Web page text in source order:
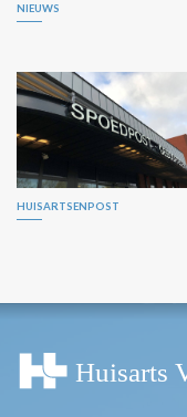
NIEUWS
HUISARTSENPOST